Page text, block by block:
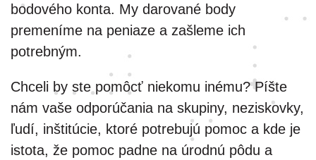
bodového konta. My darované body
premeníme na peniaze a zašleme ich
potrebným.
Chceli by ste pomôcť niekomu inému? Píšte
nám vaše odporúčania na skupiny, neziskovky,
ľudí, inštitúcie, ktoré potrebujú pomoc a kde je
istota, že pomoc padne na úrodnú pôdu a